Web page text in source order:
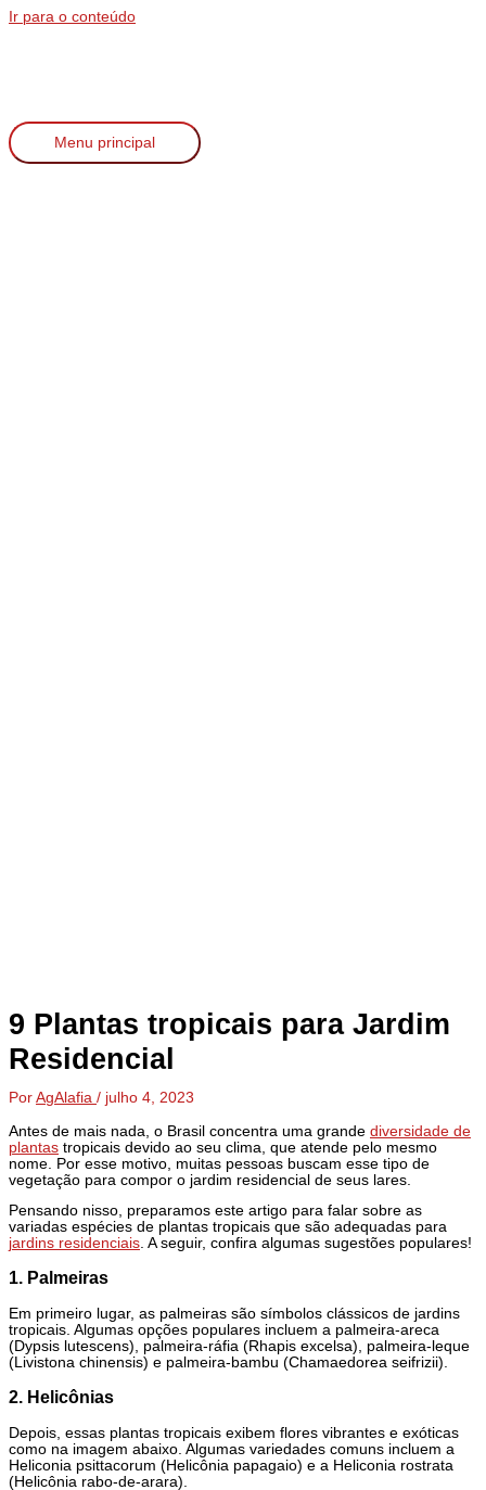
Ir para o conteúdo
Menu principal
9 Plantas tropicais para Jardim
Residencial
Por AgAlafia / julho 4, 2023
Antes de mais nada, o Brasil concentra uma grande diversidade de
plantas tropicais devido ao seu clima, que atende pelo mesmo
nome. Por esse motivo, muitas pessoas buscam esse tipo de
vegetação para compor o jardim residencial de seus lares.
Pensando nisso, preparamos este artigo para falar sobre as
variadas espécies de plantas tropicais que são adequadas para
jardins residenciais. A seguir, confira algumas sugestões populares!
1. Palmeiras
Em primeiro lugar, as palmeiras são símbolos clássicos de jardins
tropicais. Algumas opções populares incluem a palmeira-areca
(Dypsis lutescens), palmeira-ráfia (Rhapis excelsa), palmeira-leque
(Livistona chinensis) e palmeira-bambu (Chamaedorea seifrizii).
2. Helicônias
Depois, essas plantas tropicais exibem flores vibrantes e exóticas
como na imagem abaixo. Algumas variedades comuns incluem a
Heliconia psittacorum (Helicônia papagaio) e a Heliconia rostrata
(Helicônia rabo-de-arara).